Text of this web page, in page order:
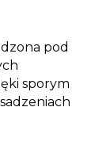
pod
sporym